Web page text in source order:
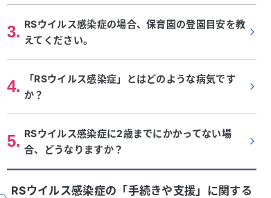
3. RSウイルス感染症の場合、保育園の登園目安を教
えてください。
4.
「RSウイルス感染症」とはどのような病気です
か？
5. RSウイルス感染症に2歳までにかかってない場
合、どうなりますか？
RSウイルス感染症の「手続きや支援」に関する